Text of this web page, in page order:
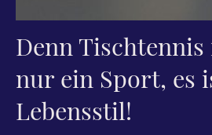
Denn
nur ein Sport, es
Lebensstil!